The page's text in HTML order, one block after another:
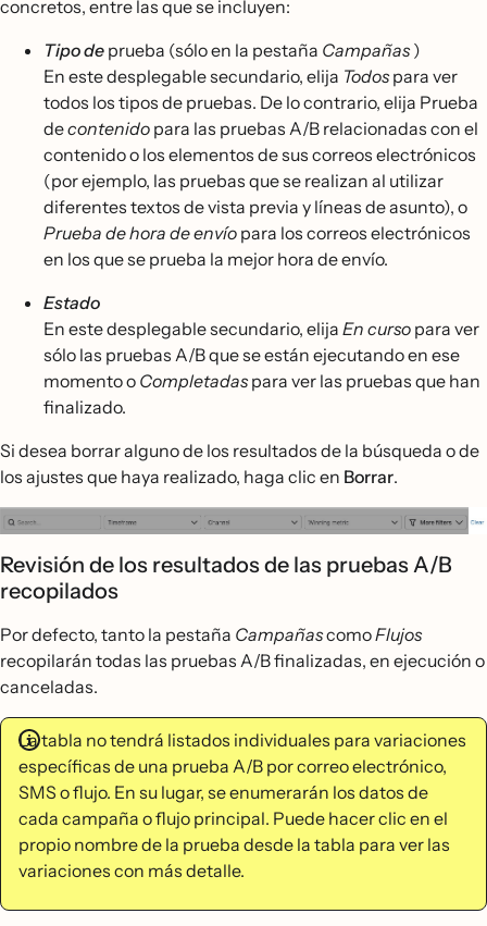
concretos, entre las que se incluyen:
Tipo de prueba (sólo en la pestaña Campañas)
En este desplegable secundario, elija Todospara ver
todos los tipos de pruebas. De lo contrario, elija Prueba
decontenido para las pruebas A/B relacionadas con el
contenido o los elementos de sus correos electrónicos
(por ejemplo, las pruebas que se realizan al utilizar
diferentes textos de vista previa y líneas de asunto), o
Prueba de hora de envío para los correos electrónicos
en los que se prueba la mejor hora de envío.
Estado
En este desplegable secundario, elija En curso para ver
sólo las pruebas A/B que se están ejecutando en ese
momento o Completadaspara ver las pruebas que han
finalizado.
Si desea borrar alguno de los resultados de la búsqueda o de
los ajustes que haya realizado, haga clic en Borrar.
Revisión de los resultados de las pruebas A/B
recopilados
Por defecto, tanto la pestaña CampañascomoFlujos
recopilarán todas las pruebas A/B finalizadas, en ejecución o
canceladas.
La tabla no tendrá listados individuales para variaciones
específicas de una prueba A/B por correo electrónico,
SMS o flujo. En su lugar, se enumerarán los datos de
cada campaña o flujo principal. Puede hacer clic en el
propio nombre de la prueba desde la tabla para ver las
variaciones con más detalle.